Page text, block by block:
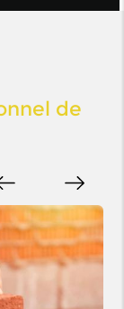
de